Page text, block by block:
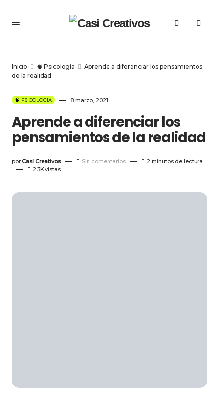
Inicio 🧠 Psicología
Aprende a diferenciar los pensamientos
de la realidad
🧠 PSICOLOGÍA 8 marzo, 2021
Aprende a diferenciar los
pensamientos de la realidad
por Casi Creativos Sin comentarios
2 minutos de lectura
2.3Kvistas